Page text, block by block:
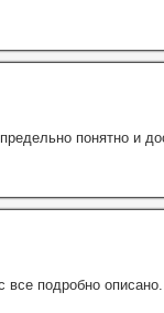
понятно и
все подробно описано.